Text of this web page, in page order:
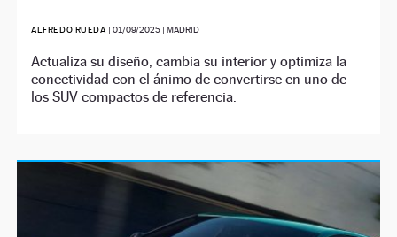
ALFREDO RUEDA | 01/09/2025| MADRID
Actualiza su diseño, cambia su interior y optimiza la
conectividad con el ánimo de convertirse en uno de
los SUV compactos de referencia.